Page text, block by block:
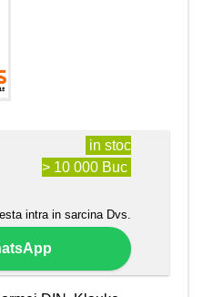
in stoc
> 10 000 Buc
intra in sarcina Dvs.